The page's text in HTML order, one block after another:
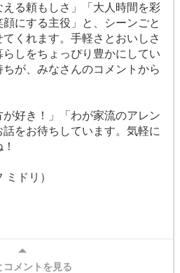
る頼もしさ」「大人時間を彩
にする主役」と、シーンごと
くれます。手軽さとおいしさ
しをちょっぴり豊かにしてい
が、みなさんのコメントから
好き！」「わが家流のアレン
をお待ちしています。気軽に
ミドリ）
コメントを見る